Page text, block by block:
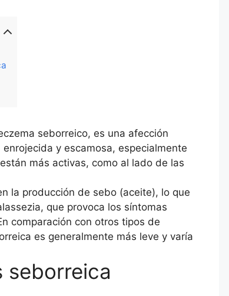
seborreico, es una afección
y escamosa, especialmente
más activas, como al lado de las
la producción de sebo (aceite), lo que
que provoca los síntomas
comparación con otros tipos de
es generalmente más leve y varía
seborreica